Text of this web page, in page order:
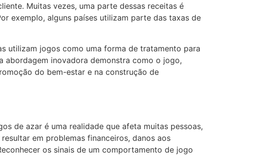
Muitas vezes, uma parte dessas receitas é
exemplo, alguns países utilizam parte das taxas de
utilizam jogos como uma forma de tratamento para
abordagem inovadora demonstra como o jogo,
do bem-estar e na construção de
de azar é uma realidade que afeta muitas pessoas,
em problemas financeiros, danos aos
os sinais de um comportamento de jogo